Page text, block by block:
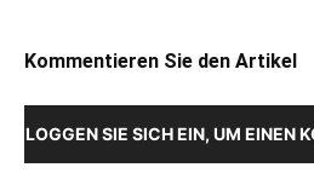
Kommentieren Sie den Artikel
LOGGEN SIE SICH EIN, UM EINEN